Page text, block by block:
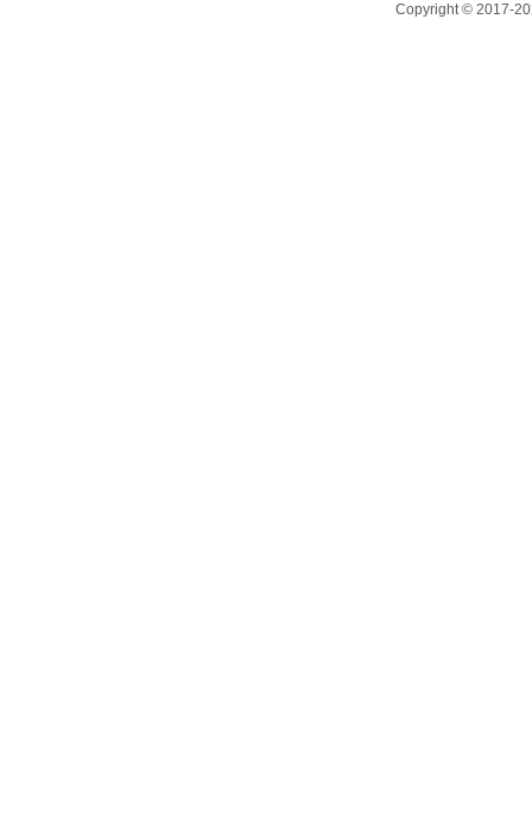
Copyright © 2017-